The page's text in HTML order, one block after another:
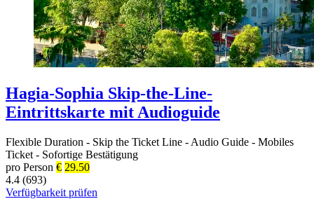
Hagia-Sophia Skip-the-Line-
Eintrittskarte mit Audioguide
Flexible Duration - Skip the Ticket Line - Audio Guide - Mobiles
Ticket - Sofortige Bestätigung
pro Person € 29.50
4.4 (693)
Verfügbarkeit prüfen